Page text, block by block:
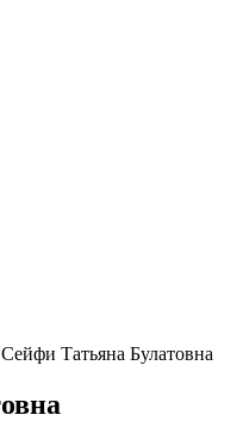
Сейфи Татьяна Булатовна